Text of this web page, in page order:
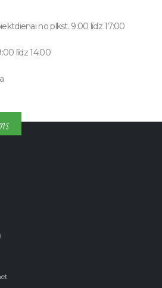
no plkst. 9:00 līdz 17:00
līdz 14:00